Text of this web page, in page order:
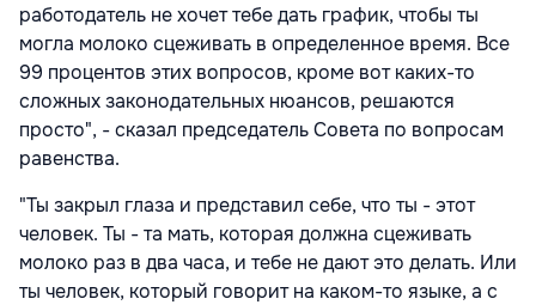
работодатель не хочет тебе дать график, чтобы ты
могла молоко сцеживать в определенное время. Все
99 процентов этих вопросов, кроме вот каких-то
сложных законодательных нюансов, решаются
просто", - сказал председатель Совета по вопросам
равенства.
"Ты закрыл глаза и представил себе, что ты - этот
человек. Ты - та мать, которая должна сцеживать
молоко раз в два часа, и тебе не дают это делать. Или
ты человек, который говорит на каком-то языке, а с